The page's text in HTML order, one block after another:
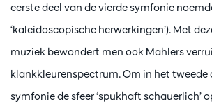
eerste deel van de vierde symfonie
‘kaleidoscopische herwerkingen’). Met
muziek bewondert men ook Mahlers
klankkleurenspectrum. Om in het tweede
symfonie de sfeer ‘spukhaft schauerlich’